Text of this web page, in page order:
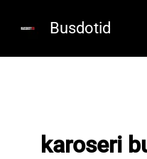
Busdotid
karoseri